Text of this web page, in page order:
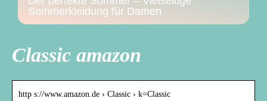
Sommerkleidung für Damen
Classic amazon
http s://www.amazon.de › Classic › k=Classic